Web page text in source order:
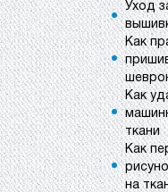
Уход
Как
Как
ткани
Как
на